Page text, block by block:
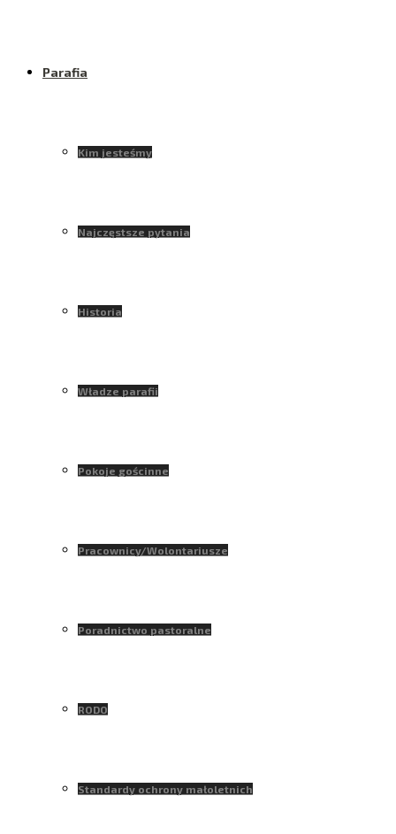
Parafia
Kim jesteśmy
Najczęstsze pytania
Historia
Władze parafii
Pokoje gościnne
Pracownicy/Wolontariusze
Poradnictwo pastoralne
RODO
Standardy ochrony małoletnich